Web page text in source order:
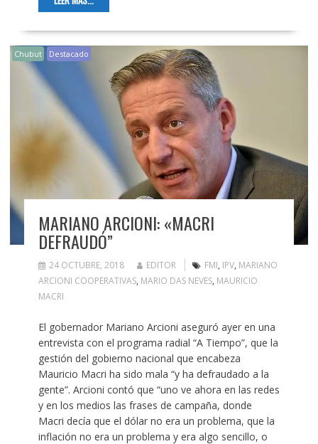
Chubut Destacado
MARIANO ARCIONI: «MACRI
DEFRAUDÓ”
24 OCTUBRE, 2018 EDITOR FMI, IPV, MARIANO
ARCIONI COOPERATIVAS, MARIO DAS NEVES, MAURICIO
MACRI
El gobernador Mariano Arcioni aseguró ayer en una
entrevista con el programa radial “A Tiempo”, que la
gestión del gobierno nacional que encabeza
Mauricio Macri ha sido mala “y ha defraudado a la
gente”. Arcioni contó que “uno ve ahora en las redes
y en los medios las frases de campaña, donde
Macri decía que el dólar no era un problema, que la
inflación no era un problema y era algo sencillo, o